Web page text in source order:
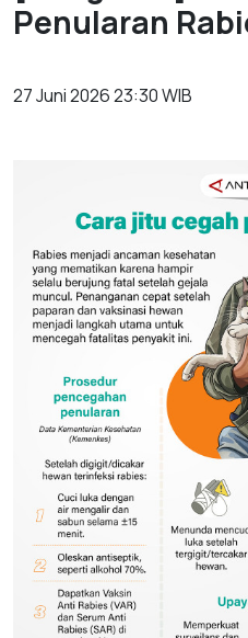
Penularan
27 Juni 2026 23:30 WIB